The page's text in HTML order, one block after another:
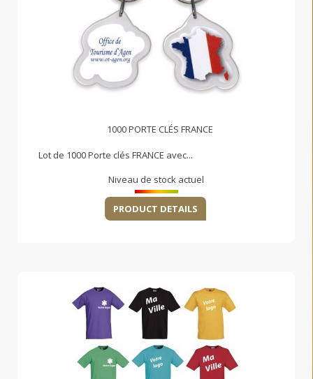
1000 PORTE CLÉS FRANCE
Lot de 1000 Porte clés FRANCE avec...
Niveau de stock actuel
PRODUCT DETAILS